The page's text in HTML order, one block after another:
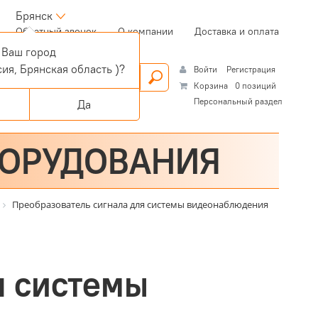
Брянск
Обратный звонок(current)О компании Доставка и оплата
Войти
Регистрация
Корзина
0 позиций
Персональный раздел
Преобразователь сигнала для системы видеонаблюдения
системы
Ваш город
Брянская область )?
Да